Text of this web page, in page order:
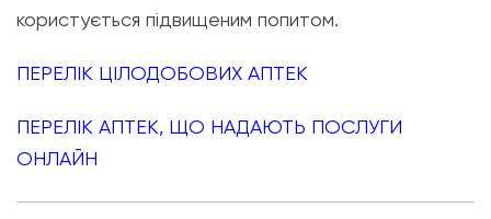
користується підвищеним попитом.
ПЕРЕЛІК ЦІЛОДОБОВИХ АПТЕК
ПЕРЕЛІК АПТЕК, ЩО НАДАЮТЬ ПОСЛУГИ
ОНЛАЙН